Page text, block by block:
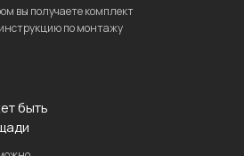
вы получаете комплект
по монтажу
быть